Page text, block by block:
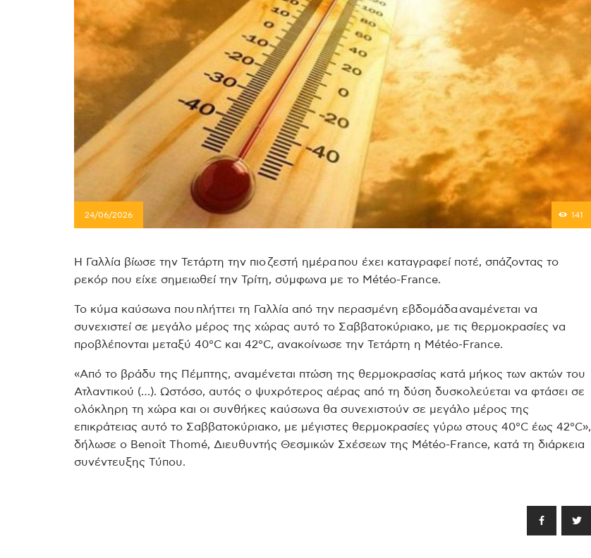
24/06/2026 141
Η Γαλλία βίωσε την Τετάρτη την πιο ζεστή ημέρα που έχει καταγραφεί ποτέ, σπάζοντας το
ρεκόρ που είχε σημειωθεί την Τρίτη, σύμφωνα με το Météo-France.
Το κύμα καύσωνα που πλήττει τη Γαλλία από την περασμένη εβδομάδα αναμένεται να
συνεχιστεί σε μεγάλο μέρος της χώρας αυτό το Σαββατοκύριακο, με τις θερμοκρασίες να
προβλέπονται μεταξύ 40°C και 42°C, ανακοίνωσε την Τετάρτη η Météo-France.
«Από το βράδυ της Πέμπτης, αναμένεται πτώση της θερμοκρασίας κατά μήκος των ακτών του
Ατλαντικού (…). Ωστόσο, αυτός ο ψυχρότερος αέρας από τη δύση δυσκολεύεται να φτάσει σε
ολόκληρη τη χώρα και οι συνθήκες καύσωνα θα συνεχιστούν σε μεγάλο μέρος της
επικράτειας αυτό το Σαββατοκύριακο, με μέγιστες θερμοκρασίες γύρω στους 40°C έως 42°C»,
δήλωσε ο Benoît Thomé, Διευθυντής Θεσμικών Σχέσεων της Météo-France, κατά τη διάρκεια
συνέντευξης Τύπου.